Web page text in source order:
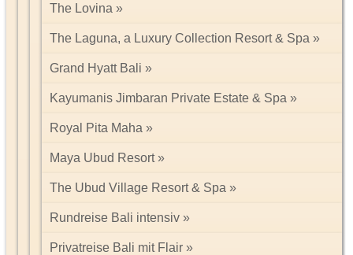
The Lovina
The Laguna, a Luxury Collection Resort & Spa
Grand Hyatt Bali
Kayumanis Jimbaran Private Estate & Spa
Royal Pita Maha
Maya Ubud Resort
The Ubud Village Resort & Spa
Rundreise Bali intensiv
Privatreise Bali mit Flair